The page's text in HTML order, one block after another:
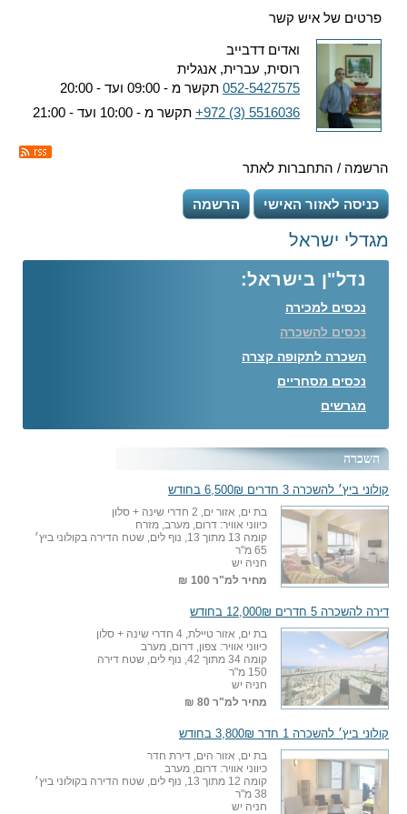
פרטים של איש קשר
ואדים דדבייב
רוסית, עברית, אנגלית
052-5427575 תקשר מ - 09:00 ועד - 20:00
+972 (3) 5516036 תקשר מ - 10:00 ועד - 21:00
הרשמה / התחברות לאתר
כניסה לאזור האישי הרשמה
מגדלי ישראל
נדל"ן בישראל:
נכסים למכירה
נכסים להשכרה
השכרה לתקופה קצרה
נכסים מסחריים
מגרשים
השכרה
קולוני ביץ׳ להשכרה 3 חדרים 6,500₪ בחודש
בת ים, אזור ים, 2 חדרי שינה + סלון
כיווני אוויר: דרום, מערב, מזרח
קומה 13 מתוך 13, נוף לים, שטח הדירה בקולוני ביץ׳
65 מ"ר
חניה יש
מחיר למ"ר 100 ₪
דירה להשכרה 5 חדרים 12,000₪ בחודש
בת ים, אזור טיילת, 4 חדרי שינה + סלון
כיווני אוויר: צפון, דרום, מערב
קומה 34 מתוך 42, נוף לים, שטח דירה
150 מ"ר
חניה יש
מחיר למ"ר 80 ₪
קולוני ביץ׳ להשכרה 1 חדר 3,800₪ בחודש
בת ים, אזור הים, דירת חדר
כיווני אוויר: דרום, מערב
קומה 12 מתוך 13, נוף לים, שטח הדירה בקולוני ביץ׳
38 מ"ר
חניה יש